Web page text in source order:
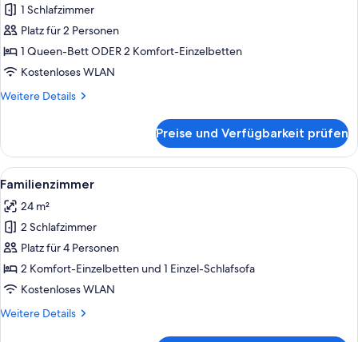
Standard-
Doppelzimmer
anzeigen
1 Schlafzimmer
Platz für 2 Personen
1 Queen-Bett ODER 2 Komfort-Einzelbetten
Kostenloses WLAN
Weitere Details
Weitere
Doppelzimmer
Preise und Verfügbarkeit prüfen
Alle
Fotos
für
Familienzimmer
anzeigen
Ein Hotelzimmer mit zwei Betten,
6
Familienzimmer
24 m²
2 Schlafzimmer
Platz für 4 Personen
2 Komfort-Einzelbetten und 1 Einzel-Schlafsofa
Kostenloses WLAN
Weitere Details
Weitere